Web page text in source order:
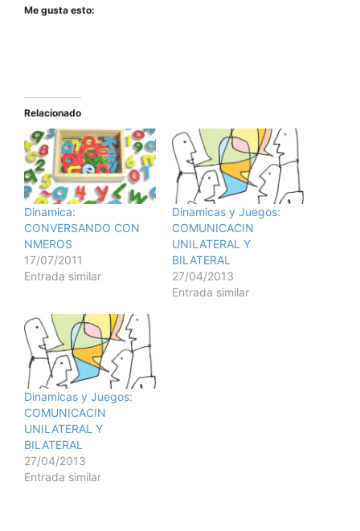
Me gusta esto:
Relacionado
Dinamica:
CONVERSANDO CON
NMEROS
17/07/2011
Entrada similar
Dinamicas y Juegos:
COMUNICACIN
UNILATERAL Y
BILATERAL
27/04/2013
Entrada similar
Dinamicas y Juegos:
COMUNICACIN
UNILATERAL Y
BILATERAL
27/04/2013
Entrada similar